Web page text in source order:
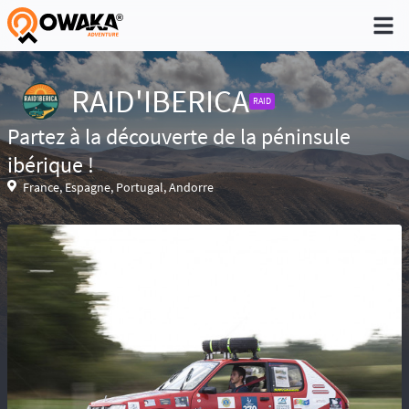
®
RAID'IBERICA RAID
Partez à la découverte de la péninsule
ibérique !
France, Espagne, Portugal, Andorre
Niveau 1 - Pratique non régulière (Quelques
sorties dans l'année)
Niveau 2 - Pratique occasionnelle (Une sortie
par trimestre)
des aventures)
Niveau 4 - Pratique intensive (Participe
régulièrement à des aventures)
Niveau 5 - Expert (Sans limite)
Réservé aux baroudeurs, la prise de
risque fait partie de l’aventure. Conscient des